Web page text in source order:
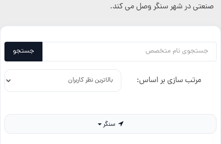
صنعتی در شهر سنگر وصل می کند.
جستجو
مرتب سازی بر اساس: